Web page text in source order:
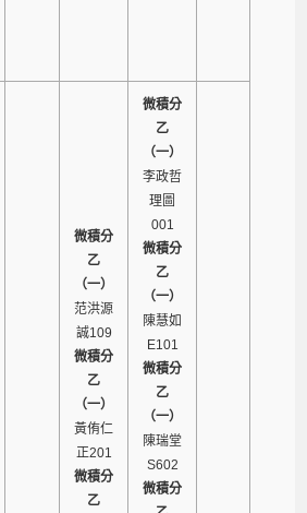
微積分
乙
（一）
范洪源
誠109
微積分
乙
（一）
黃侑仁
正201
微積分
乙
微積分
乙
（一）
李政哲
理圖
001
微積分
乙
（一）
陳慧如
E101
微積分
乙
（一）
陳瑞堂
S602
微積分